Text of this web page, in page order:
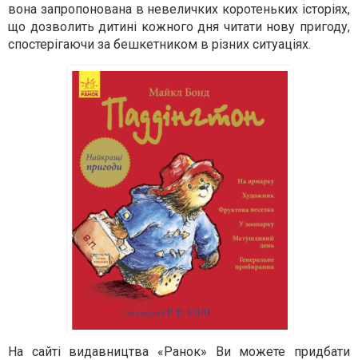
вона запропонована в невеличких коротеньких історіях,
що дозволить дитині кожного дня читати нову пригоду,
спостерігаючи за бешкетником в різних ситуаціях.
На сайті видавництва «Ранок» Ви можете придбати